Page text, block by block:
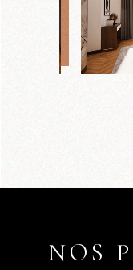
NOS